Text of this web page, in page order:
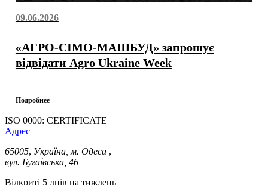
09.06.2026
«АГРО-СІМО-МАШБУД» запрошує
відвідати Agro Ukraine Week
Подробнее
ISO 0000: CERTIFICATE
Адрес
65005, Україна, м. Одеса ,
вул. Бугаївська, 46
Відкриті 5 днів на тиждень